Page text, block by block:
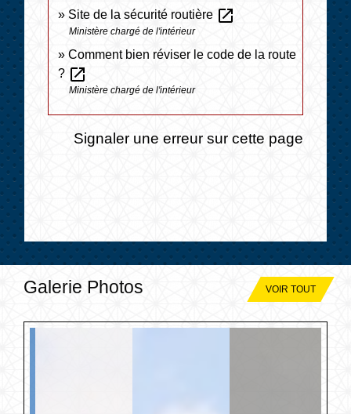
Site de la sécurité routière open_in_new
Ministère chargé de l'intérieur
Comment bien réviser le code de la route
? open_in_new
Ministère chargé de l'intérieur
Signaler une erreur sur cette page
Galerie Photos VOIR TOUT